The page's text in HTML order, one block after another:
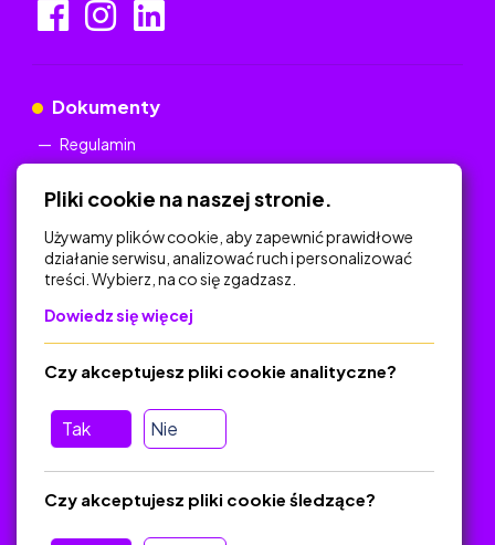
Dokumenty
Regulamin
Na skróty
Polityka Prywatności
O platformie
Baza materiałów dydaktycznych
Jak zostać autorem
Pliki cookie na naszej stronie.
Używamy plików cookie, aby zapewnić prawidłowe
działanie serwisu, analizować ruch i personalizować
treści. Wybierz, na co się zgadzasz.
Dowiedz się więcej
Tak Nie
Czy akceptujesz pliki cookie analityczne?
Czy akceptujesz pliki cookie śledzące?